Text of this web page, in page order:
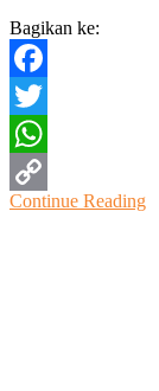
Bagikan ke:
Facebook
Twitter
WhatsApp
Copy
Continue Reading